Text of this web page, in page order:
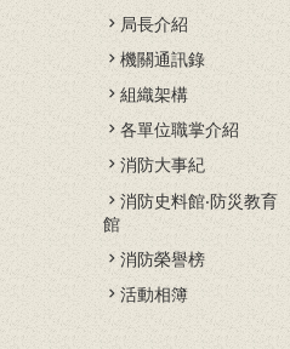
局長介紹
機關通訊錄
組織架構
各單位職掌介紹
消防大事紀
消防史料館‧防災教育
館
消防榮譽榜
活動相簿